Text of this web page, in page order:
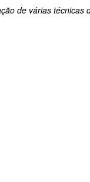
de várias técnicas